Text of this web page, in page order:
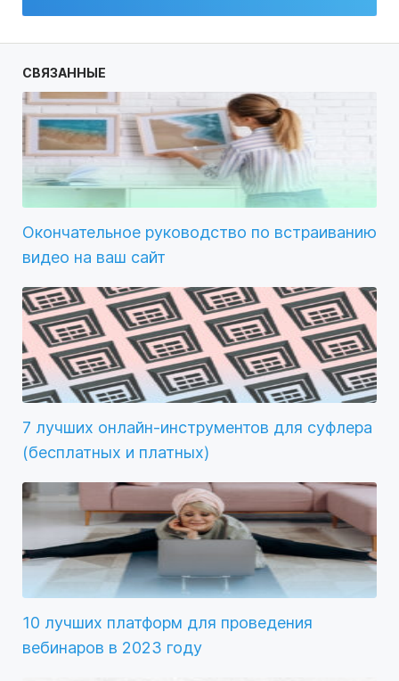
СВЯЗАННЫЕ
Окончательное руководство по встраиванию
видео на ваш сайт
7 лучших онлайн-инструментов для суфлера
(бесплатных и платных)
10 лучших платформ для проведения
вебинаров в 2023 году